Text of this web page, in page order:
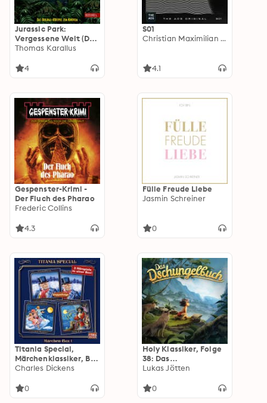
Jurassic Park:
Vergessene Welt (Das
Original-Hörspiel zum
Thomas Karallus
4
S01
Christian Maximilian Günzler
4.1
Gespenster-Krimi -
Der Fluch des Pharao
Frederic Collins
4.3
Fülle Freude Liebe
Jasmin Schreiner
0
Titania Special,
Märchenklassiker, Box
1: Fröhliche
Scrooge!,
Charles Dickens
0
Holy Klassiker, Folge
38: Das
Dschungelbuch
Lukas Jötten
0